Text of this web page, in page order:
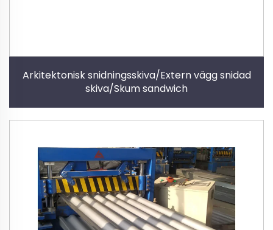
Arkitektonisk snidningsskiva/Extern vägg snidad
skiva/Skum sandwich